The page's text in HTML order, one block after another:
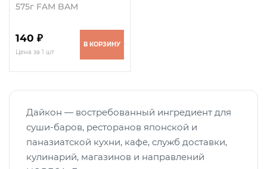
575г FAM BAM
140 ₽
Цена за 1 шт
В КОРЗИНУ
Дайкон — востребованный ингредиент для
суши-баров, ресторанов японской и
паназиатской кухни, кафе, служб доставки,
кулинарий, магазинов и направлений